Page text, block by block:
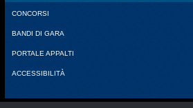
CONCORSI
BANDI DI GARA
PORTALE APPALTI
ACCESSIBILITÀ